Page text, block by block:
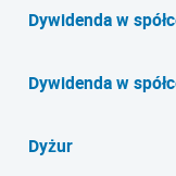
Dywidenda w
Dywidenda w
Dyżur